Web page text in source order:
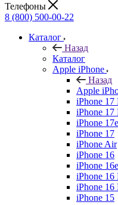
Телефоны
8 (800) 500-00-22
Каталог
Назад
Каталог
Apple iPhone
Назад
Apple
iPhone 17
iPhone 17
iPhone 17e
iPhone 17
iPhone Air
iPhone 16
iPhone 16e
iPhone 16
iPhone 16
iPhone 15